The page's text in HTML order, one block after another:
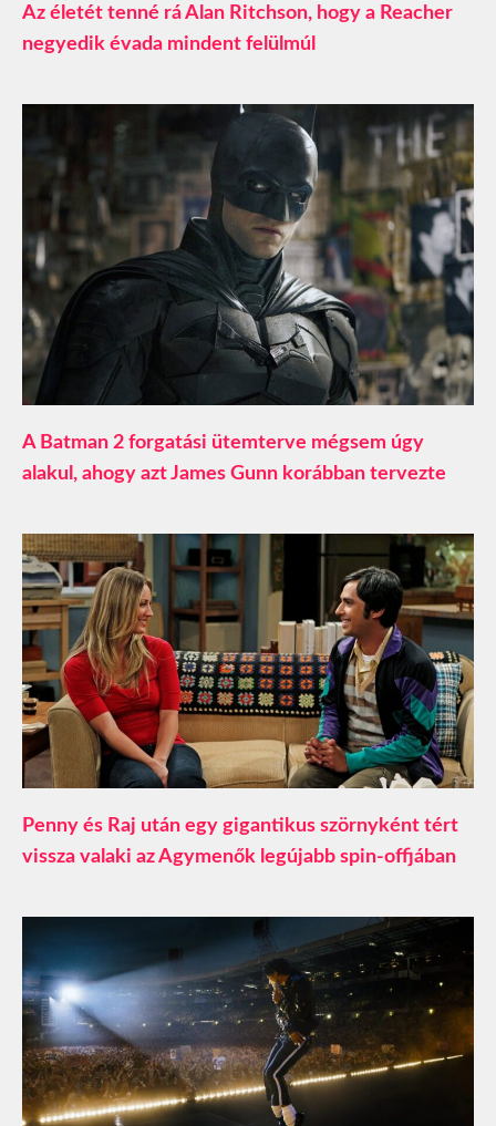
Az életét tenné rá Alan Ritchson, hogy a Reacher
negyedik évada mindent felülmúl
A Batman 2 forgatási ütemterve mégsem úgy
alakul, ahogy azt James Gunn korábban tervezte
Penny és Raj után egy gigantikus szörnyként tért
vissza valaki az Agymenők legújabb spin-offjában